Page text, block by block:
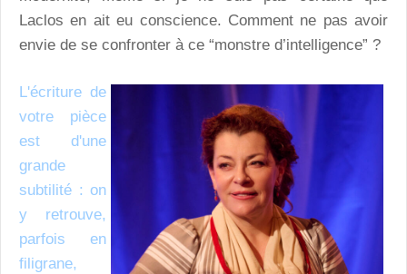
Laclos en ait eu conscience. Comment ne pas avoir
envie de se confronter à ce “monstre d’intelligence” ?
L'écriture de
votre pièce
est d'une
grande
subtilité : on
y retrouve,
parfois en
filigrane,